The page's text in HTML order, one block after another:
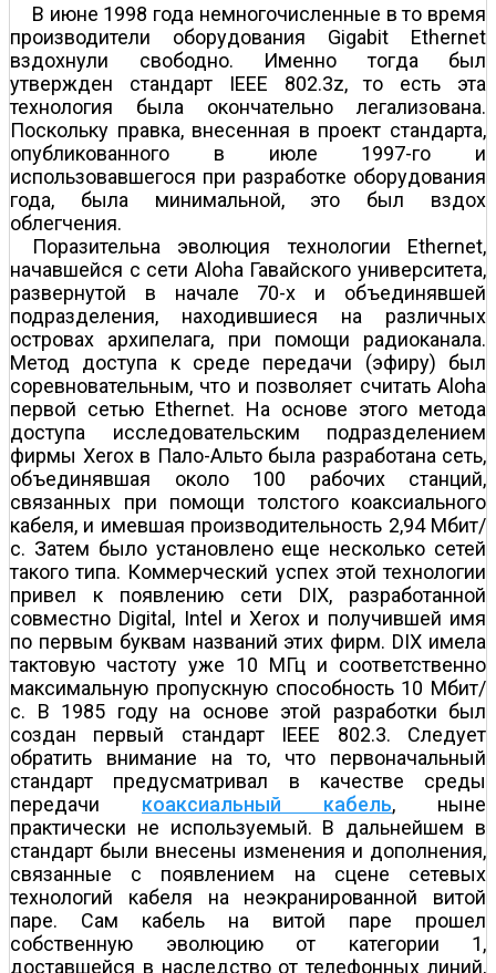
В июне 1998 года немногочисленные в то время
производители оборудования Gigabit Ethernet
вздохнули свободно. Именно тогда был
утвержден стандарт IEEE 802.3z, то есть эта
технология была окончательно легализована.
Поскольку правка, внесенная в проект стандарта,
опубликованного в июле 1997-го и
использовавшегося при разработке оборудования
года, была минимальной, это был вздох
облегчения.
Поразительна эволюция технологии Ethernet,
начавшейся с сети Aloha Гавайского университета,
развернутой в начале 70-х и объединявшей
подразделения, находившиеся на различных
островах архипелага, при помощи радиоканала.
Метод доступа к среде передачи (эфиру) был
соревновательным, что и позволяет считать Aloha
первой сетью Ethernet. На основе этого метода
доступа исследовательским подразделением
фирмы Xerox в Пало-Альто была разработана сеть,
объединявшая около 100 рабочих станций,
связанных при помощи толстого коаксиального
кабеля, и имевшая производительность 2,94 Мбит/
с. Затем было установлено еще несколько сетей
такого типа. Коммерческий успех этой технологии
привел к появлению сети DIX, разработанной
совместно Digital, Intel и Xerox и получившей имя
по первым буквам названий этих фирм. DIX имела
тактовую частоту уже 10 МГц и соответственно
максимальную пропускную способность 10 Мбит/
с. В 1985 году на основе этой разработки был
создан первый стандарт IEEE 802.3. Следует
обратить внимание на то, что первоначальный
стандарт предусматривал в качестве среды
передачи коаксиальный кабель, ныне
практически не используемый. В дальнейшем в
стандарт были внесены изменения и дополнения,
связанные с появлением на сцене сетевых
технологий кабеля на неэкранированной витой
паре. Сам кабель на витой паре прошел
собственную эволюцию от категории 1,
доставшейся в наследство от телефонных линий,